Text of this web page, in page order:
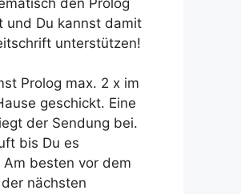
den Prolog
und Du kannst damit
unterstützen!
Prolog max. 2 x im
geschickt. Eine
der Sendung bei.
bis Du es
besten vor dem
nächsten